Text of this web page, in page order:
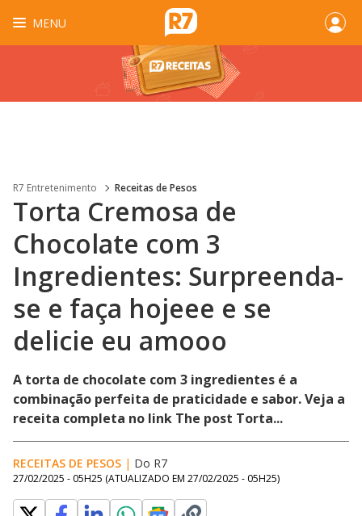
MENU
R7 Entretenimento Receitas de Pesos
Torta Cremosa de
Chocolate com 3
Ingredientes: Surpreenda-
se e faça hojeee e se
delicie eu amooo
A torta de chocolate com 3 ingredientes é a
combinação perfeita de praticidade e sabor. Veja a
receita completa no link The post Torta...
RECEITAS DE PESOS | Do R7
27/02/2025 - 05H25 (ATUALIZADO EM 27/02/2025 - 05H25)